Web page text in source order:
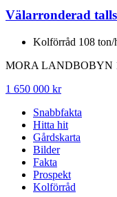
Välarronderad
Kolförråd 108 ton/
MORA LANDBOBYN
1 650 000 kr
Snabbfakta
Hitta hit
Gårdskarta
Bilder
Fakta
Prospekt
Kolförråd